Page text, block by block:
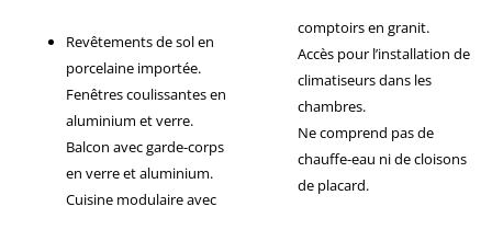
Revêtements de sol en
porcelaine importée.
Fenêtres coulissantes en
aluminium et verre.
Balcon avec garde-corps
en verre et aluminium.
Cuisine modulaire avec
comptoirs en granit.
Accès pour l’installation de
climatiseurs dans les
chambres.
Ne comprend pas de
chauffe-eau ni de cloisons
de placard.